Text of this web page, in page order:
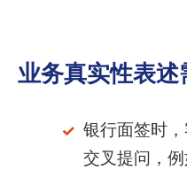
业务真实性表
银行面签时
交叉提问，